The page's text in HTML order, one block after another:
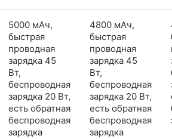
5000 мАч,
быстрая
проводная
зарядка 45
Вт,
беспроводная
зарядка 20 Вт,
есть обратная
беспроводная
зарядка
4800 мАч,
быстрая
проводная
зарядка 45
Вт,
беспроводная
зарядка 20 Вт,
есть обратная
беспроводная
зарядка